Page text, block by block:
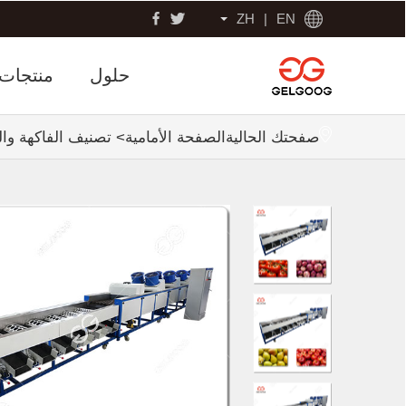
EN
ZH
حلول
صفحتك الحالية الصفحة الأمامية> تصنيف الفاكهة